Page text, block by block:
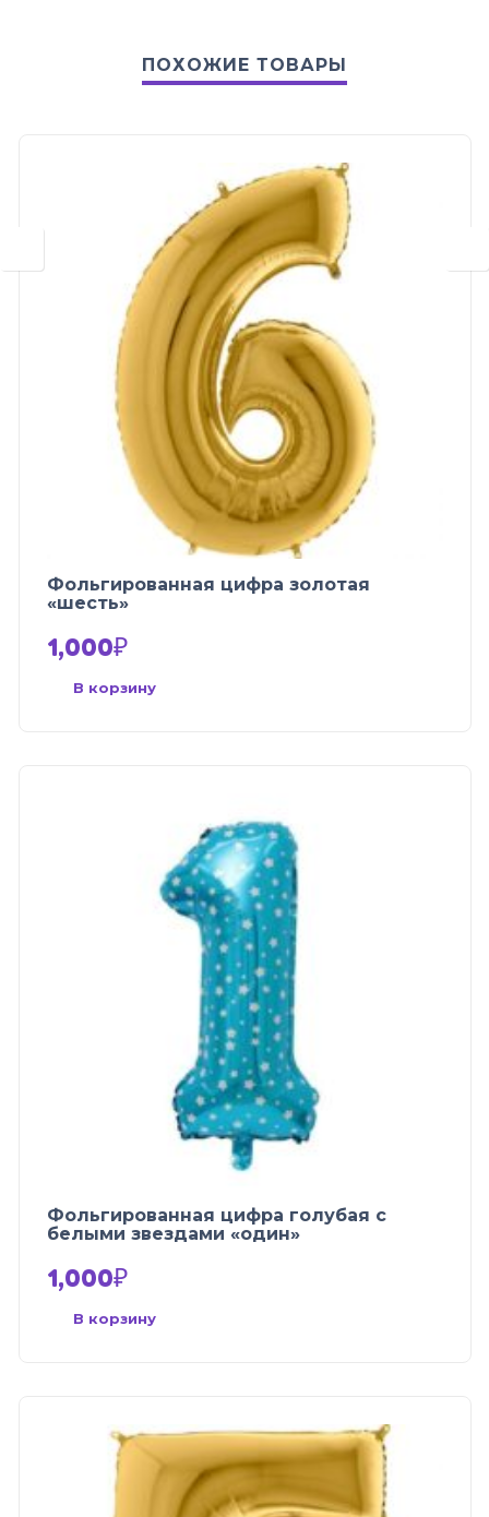
ПОХОЖИЕ ТОВАРЫ
Фольгированная цифра золотая
«шесть»
1,000₽
В корзину
Фольгированная цифра голубая с
белыми звездами «один»
1,000₽
В корзину